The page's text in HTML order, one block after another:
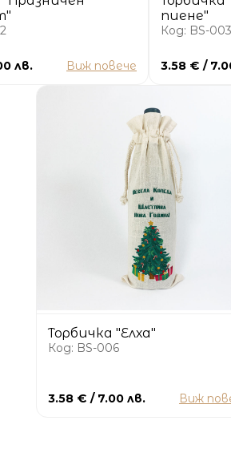
лв. Виж повече
пиене"
Код: BS-003
3.58 € /
Торбичка "Елха"
Код: BS-006
3.58 € / 7.00 лв. Виж